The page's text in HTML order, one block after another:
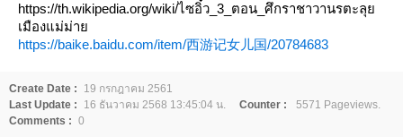
https://th.wikipedia.org/wiki/ไซอิ๋ว_3_ตอน_ศึกราชาวานรตะลุ
เมืองแม่ม่า
https://baike.baidu.com/item/西游记女儿国/20784683
Create Date :
19 กรกฎาคม 2561
Last Update :
16 ธันวาคม 2568 13:45:04 น. Counter :
5571 Pageviews.
Comments : 0